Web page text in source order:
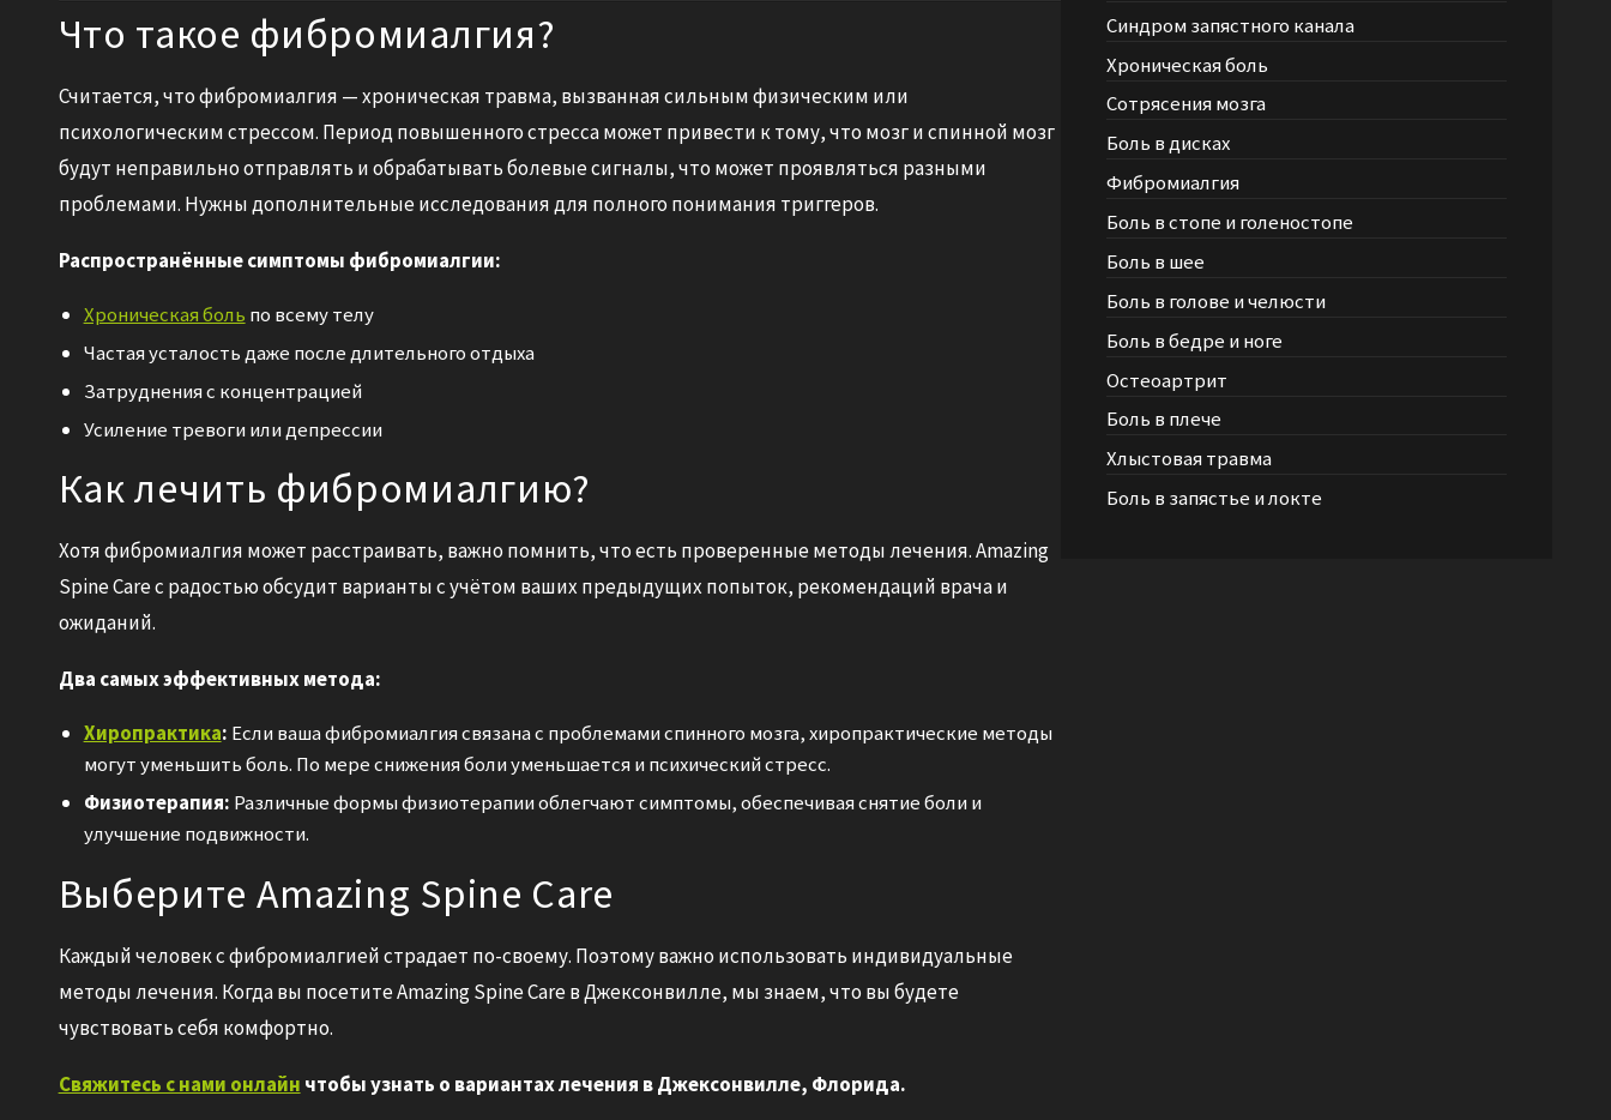
Что такое фибромиалгия?
Считается, что фибромиалгия — хроническая травма, вызванная сильным физическим или
психологическим стрессом. Период повышенного стресса может привести к тому, что мозг и спинной мозг
будут неправильно отправлять и обрабатывать болевые сигналы, что может проявляться разными
проблемами. Нужны дополнительные исследования для полного понимания триггеров.
Распространённые симптомы фибромиалгии:
Хроническая боль по всему телу
Частая усталость даже после длительного отдыха
Затруднения с концентрацией
Усиление тревоги или депрессии
Как лечить фибромиалгию?
Хотя фибромиалгия может расстраивать, важно помнить, что есть проверенные методы лечения. Amazing
Spine Care с радостью обсудит варианты с учётом ваших предыдущих попыток, рекомендаций врача и
ожиданий.
Два самых эффективных метода:
Хиропрактика: Если ваша фибромиалгия связана с проблемами спинного мозга, хиропрактические методы
могут уменьшить боль. По мере снижения боли уменьшается и психический стресс.
Физиотерапия: Различные формы физиотерапии облегчают симптомы, обеспечивая снятие боли и
улучшение подвижности.
Выберите Amazing Spine Care
Каждый человек с фибромиалгией страдает по-своему. Поэтому важно использовать индивидуальные
методы лечения. Когда вы посетите Amazing Spine Care в Джексонвилле, мы знаем, что вы будете
чувствовать себя комфортно.
Свяжитесь с нами онлайн чтобы узнать о вариантах лечения в Джексонвилле, Флорида.
Синдром запястного канала
Хроническая боль
Сотрясения мозга
Боль в дисках
Фибромиалгия
Боль в стопе и голеностопе
Боль в шее
Боль в голове и челюсти
Боль в бедре и ноге
Остеоартрит
Боль в плече
Хлыстовая травма
Боль в запястье и локте